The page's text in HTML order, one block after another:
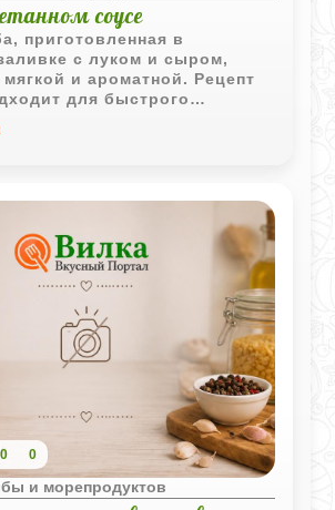
соусе
приготовленная в
с луком и сыром,
мягкой и ароматной. Рецепт
для быстрого
без длительного
0 0
и морепродуктов